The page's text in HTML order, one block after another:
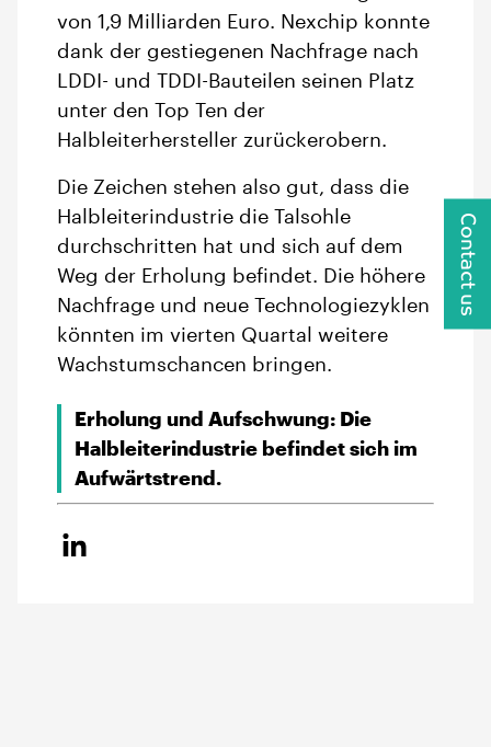
von 1,9 Milliarden Euro. Nexchip konnte
dank der gestiegenen Nachfrage nach
LDDI- und TDDI-Bauteilen seinen Platz
unter den Top Ten der
Halbleiterhersteller zurückerobern.
Die Zeichen stehen also gut, dass die
Halbleiterindustrie die Talsohle
durchschritten hat und sich auf dem
Weg der Erholung befindet. Die höhere
Nachfrage und neue Technologiezyklen
könnten im vierten Quartal weitere
Wachstumschancen bringen.
Erholung und Aufschwung: Die
Halbleiterindustrie befindet sich im
Aufwärtstrend.
Contact us